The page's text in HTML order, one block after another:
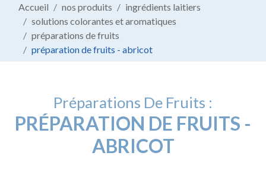
Accueil nos produits
ingrédients laitiers
solutions colorantes et aromatiques
préparations de fruits
préparation de fruits - abricot
Préparations De Fruits :
PRÉPARATION DE FRUITS -
ABRICOT